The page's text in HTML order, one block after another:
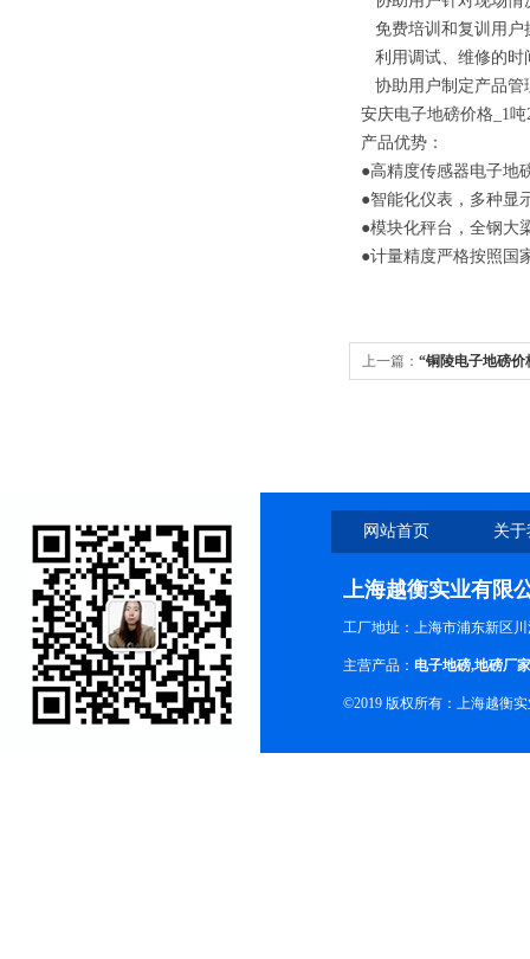
免费培训和复训用户
利用调试、维修的时
协助用户制定产品管
安庆电子地磅价格 _1吨
产品优势：
●高精度传感器电子地
●智能化仪表，多种显
●模块化秤台，全钢大
●计量精度严格按照国
上一篇： “铜陵电子地磅价
网站首页 关
上海越衡实业有限
工厂地址：上海市浦东新区川
主营产品： 电子地磅,地磅厂家
©2019 版权所有：上海越衡